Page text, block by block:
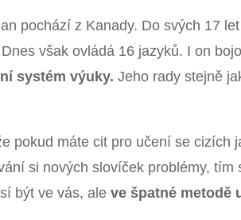
pochází z Kanady. Do svých 17
však ovládá 16 jazyků. I on
systém výuky. Jeho rady stejně
pokud máte cit pro učení se cizích
si nových slovíček problémy,
být ve vás, aleve špatné metodě